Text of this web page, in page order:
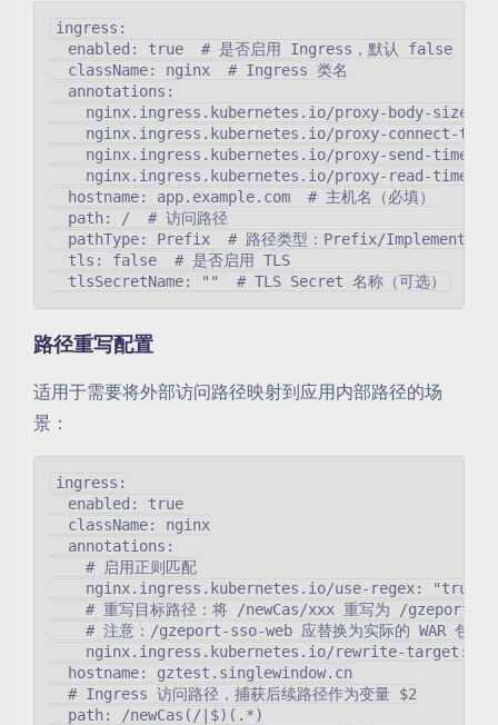
ingress:
  enabled: true  # 是否启用 Ingress，默认 false
  className: nginx  # Ingress 类名
  annotations:
nginx.ingress.kubernetes.io/proxy-body-size:
nginx.ingress.kubernetes.io/proxy-connect-
nginx.ingress.kubernetes.io/proxy-send-
nginx.ingress.kubernetes.io/proxy-read-
  hostname: app.example.com  # 主机名（必填）
  path: /  # 访问路径
pathType: Prefix  # 路径类型：Prefix/
  tls: false  # 是否启用 TLS
路径重写配置
适用于需要将外部访问路径映射到应用内部路径的场
景：
ingress:
  enabled: true
  className: nginx
  annotations:
    # 启用正则匹配
    nginx.ingress.kubernetes.io/use-regex: "true"
# 重写目标路径：将 /newCas/xxx 重写为 /gzeport-
# 注意：/gzeport-sso-web 应替换为实际的 WAR 包部
nginx.ingress.kubernetes.io/rewrite-target: /
  hostname: gztest.singlewindow.cn
  # Ingress 访问路径，捕获后续路径作为变量 $2
  path: /newCas(/|$)(.*)